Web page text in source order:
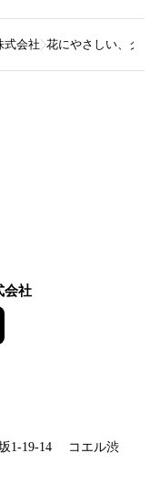
式会社 花にやさしい、クリ
会社
1-19-14 コエル渋